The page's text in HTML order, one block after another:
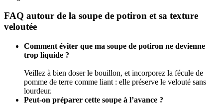
FAQ autour de la soupe de potiron et sa texture
veloutée
Comment éviter que ma soupe de potiron ne devienne
trop liquide ?
Veillez à bien doser le bouillon, et incorporez la fécule de
pomme de terre comme liant : elle préserve le velouté sans
lourdeur.
Peut-on préparer cette soupe à l’avance ?